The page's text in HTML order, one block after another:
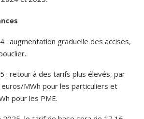
: augmentation graduelle des accises,
: retour à des tarifs plus élevés, par
MWh pour les particuliers et
pour les PME.